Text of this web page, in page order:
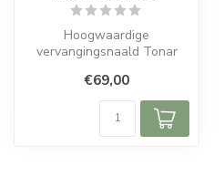
Hoogwaardige
vervangingsnaald Tonar
en Piezo YM-308. Sfe...
€69,00